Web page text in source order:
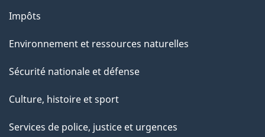
Impôts
Environnement et ressources naturelles
Sécurité nationale et défense
Culture, histoire et sport
Services de police, justice et urgences